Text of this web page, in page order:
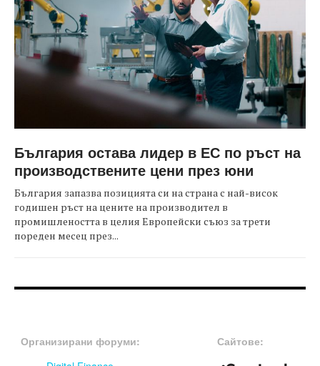
България остава лидер в ЕС по ръст на
производствените цени през юни
България запазва позицията си на страна с най-висок
годишен ръст на цените на производител в
промишлеността в целия Европейски съюз за трети
пореден месец през...
Организирани форуми:
Сайтове: